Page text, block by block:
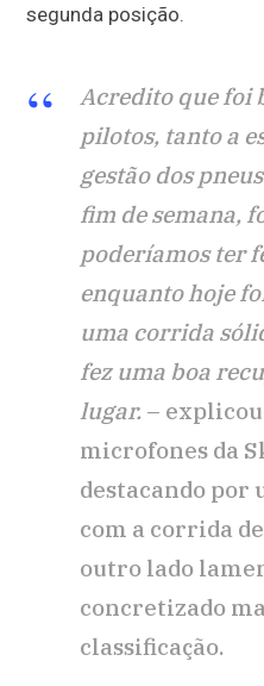
segunda posição.
Acredito que foi
pilotos, tanto a
gestão dos
fim de semana,
poderíamos ter
enquanto hoje
uma corrida
fez uma boa
lugar. –
microfones da
destacando por
com a corrida
outro lado
concretizado
classificação.